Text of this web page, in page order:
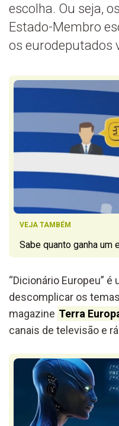
escolha. Ou seja,
Estado-Membro
os eurodeputados
VEJA TAMBÉM
Sabe quanto ganha um
“Dicionário Europeu”
descomplicar os
magazine Terra
canais de televisão e